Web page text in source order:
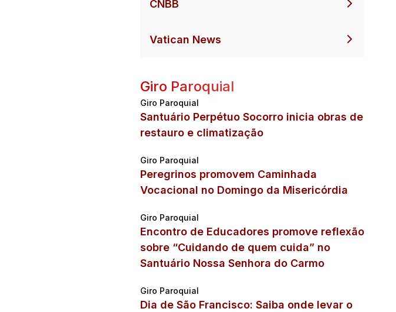
CNBB
Vatican News
Giro Paroquial
Giro Paroquial
Santuário Perpétuo Socorro inicia obras de
restauro e climatização
Giro Paroquial
Peregrinos promovem Caminhada
Vocacional no Domingo da Misericórdia
Giro Paroquial
Encontro de Educadores promove reflexão
sobre “Cuidando de quem cuida” no
Santuário Nossa Senhora do Carmo
Giro Paroquial
Dia de São Francisco: Saiba onde levar o